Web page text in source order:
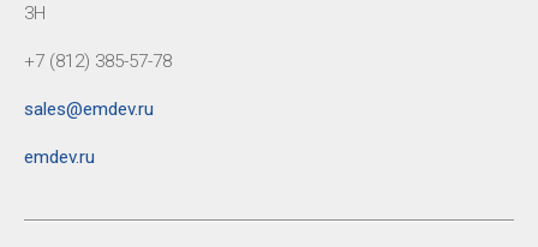
3Н
+7 (812) 385-57-78
sales@emdev.ru
emdev.ru